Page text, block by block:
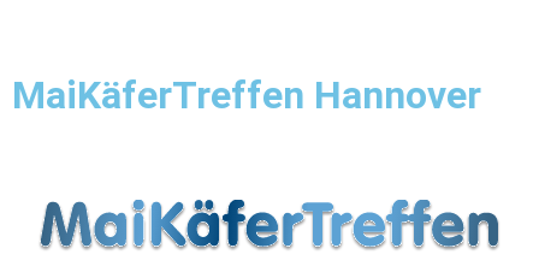
MaiKäferTreffen Hannover